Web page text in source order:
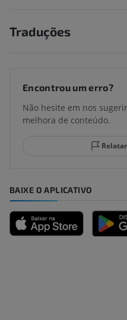
Traduções
Encontrou um erro?
Não hesite em nos
melhora de conteúdo.
BAIXE O APLICATIVO